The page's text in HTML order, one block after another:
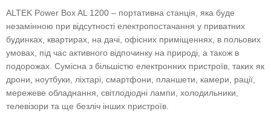
ALTEK Power Box AL 1200 – портативна станція, яка буде
незамінною при відсутності електропостачання у приватних
будинках, квартирах, на дачі, офісних приміщеннях, в польових
умовах, під час активного відпочинку на природі, а також в
подорожах. Сумісна з більшістю електронних пристроїв, таких як
дрони, ноутбуки, ліхтарі, смартфони, планшети, камери, рації,
мережеве обладнання, світлодіодні лампи, холодильники,
телевізори та ще безліч інших пристроїв.